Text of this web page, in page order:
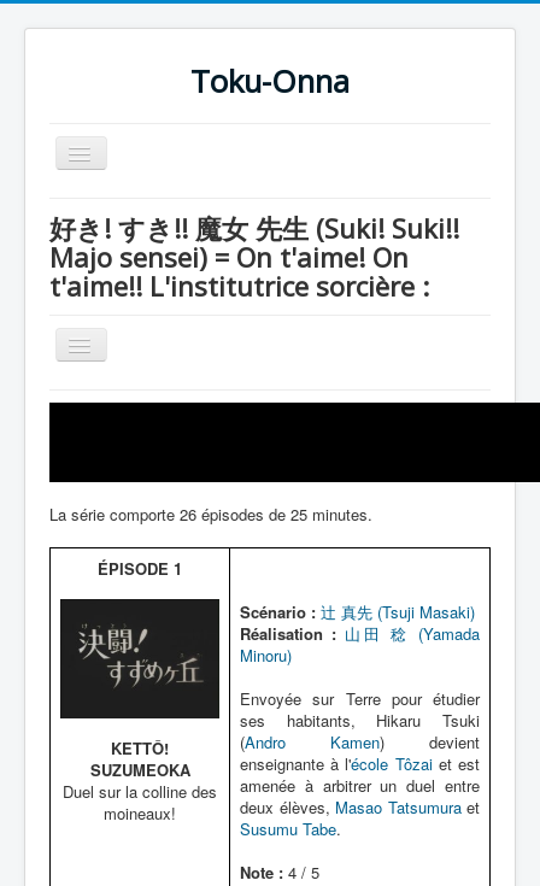
Toku-Onna
Basculer
la
Accueil
Toku-Actrices
Toku-Critiques
Séries
好き! すき!! 魔女 先生 (Suki! Suki!!
Majo sensei) = On t'aime! On
t'aime!! L'institutrice sorcière :
Basculer
la
Série
Entourage
Kumondes
Artefacts
Épisodes
Chronologie
La série comporte 26 épisodes de 25 minutes.
ÉPISODE 1
KETTÔ!
SUZUMEOKA
Duel sur la colline des
moineaux!
Scénario : 辻 真先 (Tsuji Masaki)
Réalisation : 山田 稔 (Yamada
Minoru)
Envoyée sur Terre pour étudier
ses habitants, Hikaru Tsuki
(Andro Kamen) devient
enseignante à l'école Tôzaiet est
amenée à arbitrer un duel entre
deux élèves, Masao Tatsumuraet
Susumu Tabe.
Note : 4 / 5